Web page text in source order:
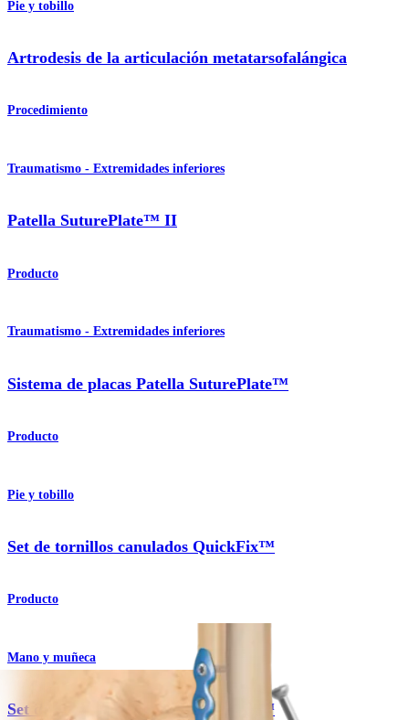
Pie y tobillo
Artrodesis de la articulación metatarsofalángica
Procedimiento
Traumatismo - Extremidades inferiores
Patella SuturePlate™ II
Producto
Traumatismo - Extremidades inferiores
Sistema de placas Patella SuturePlate™
Producto
Pie y tobillo
Set de tornillos canulados QuickFix™
Producto
Mano y muñeca
Set de tornillos canulados QuickFix™